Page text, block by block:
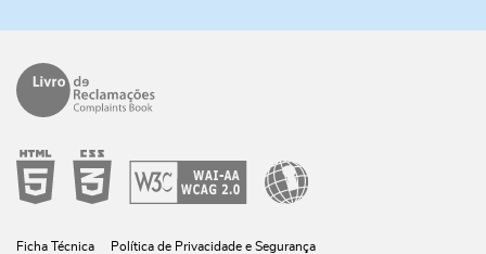
Ficha Técnica
Política de Privacidade e Segurança